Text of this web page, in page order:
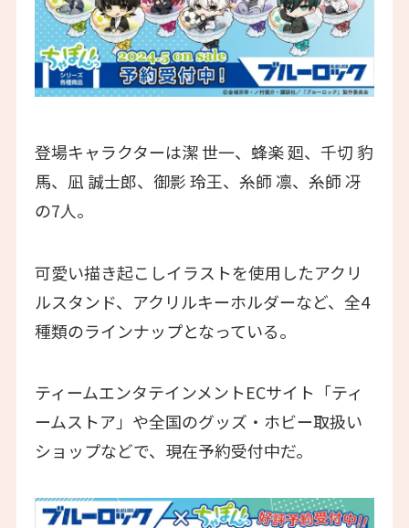
登場キャラクターは潔 世一、蜂楽 廻、千切 豹
馬、凪 誠士郎、御影 玲王、糸師 凛、糸師 冴
の7人。
可愛い描き起こしイラストを使用したアクリ
ルスタンド、アクリルキーホルダーなど、全4
種類のラインナップとなっている。
ティームエンタテインメントECサイト「ティ
ームストア」や全国のグッズ・ホビー取扱い
ショップなどで、現在予約受付中だ。